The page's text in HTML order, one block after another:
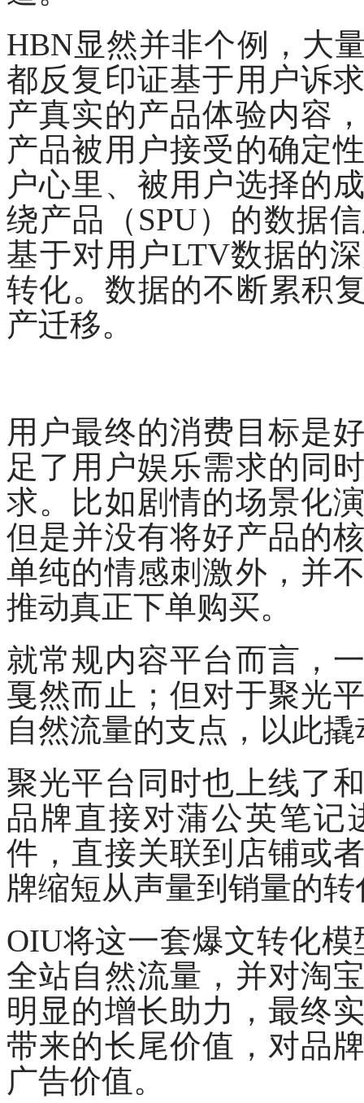
HBN显然并非个例，大
都反复印证基于用户诉
产真实的产品体验内容
产品被用户接受的确定
户心里、被用户选择的
绕产品（SPU）的数据
基于对用户LTV数据的
转化。数据的不断累积
产迁移。
用户最终的消费目标是
足了用户娱乐需求的同
求。比如剧情的场景化
但是并没有将好产品的
单纯的情感刺激外，并
推动真正下单购买。
就常规内容平台而言，
戛然而止；但对于聚光
自然流量的支点，以此
聚光平台同时也上线了
品牌直接对蒲公英笔记
件，直接关联到店铺或
牌缩短从声量到销量的
OIU将这一套爆文转化
全站自然流量，并对淘
明显的增长助力，最终
带来的长尾价值，对品
广告价值。